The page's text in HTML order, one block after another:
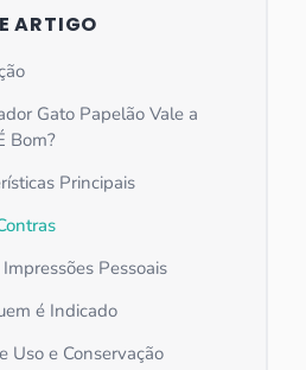
ARTIGO
Gato Papelão Vale a
Bom?
Principais
Pessoais
é Indicado
Uso e Conservação